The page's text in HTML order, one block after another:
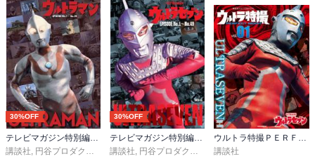
30%OFF
講談社 円谷プロダクション
30%OFF
講談社 円谷プロダクション
講談社